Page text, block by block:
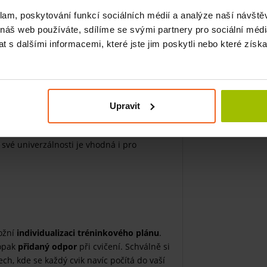
poskytování funkcí sociálních médií a analýze naší
web používáte, sdílíme se svými partnery pro sociální
s dalšími informacemi, které jste jim poskytli nebo které
Upravit
sportovce
cvičení
kterou neustále kontrolujeme
své univerzálnosti je vhodná i pro
individualizaci tréninkového plánu.
přidaný odpor při cvičení. Schválně si
kde se každý cvik navíc počítá do vaší